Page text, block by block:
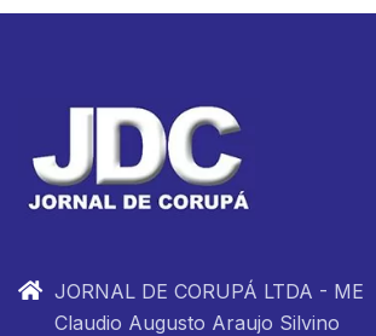
JORNAL DE CORUPÁ LTDA - ME
Claudio Augusto Araujo Silvino